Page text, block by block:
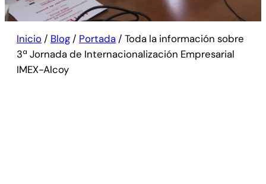
Inicio / Blog/ Portada/ Toda la información sobre
3ª Jornada de Internacionalización Empresarial
IMEX-Alcoy